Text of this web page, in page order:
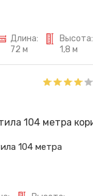
Длина:
72 м
Высота:
1,8 м
104 метра